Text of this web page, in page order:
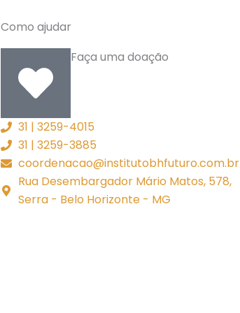
Como ajudar
Faça uma doação
31 | 3259-4015
31 | 3259-3885
coordenacao@institutobhfuturo.com.br
Rua Desembargador Mário Matos, 578,
Serra - Belo Horizonte - MG